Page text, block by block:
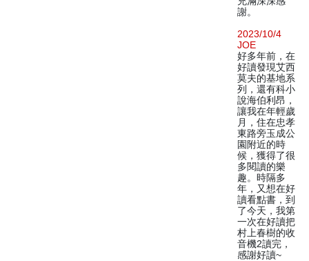
謝。
2023/10/4
JOE
好多年前，在
好讀發現艾西
莫夫的基地系
列，還有科小
說海伯利昂，
讓我在年輕歲
月，住在忠孝
東路旁玉成公
園附近的時
候，獲得了很
多閱讀的樂
趣。時隔多
年，又想在好
讀看點書，到
了今天，我第
一次在好讀把
村上春樹的收
音機2讀完，
感謝好讀~